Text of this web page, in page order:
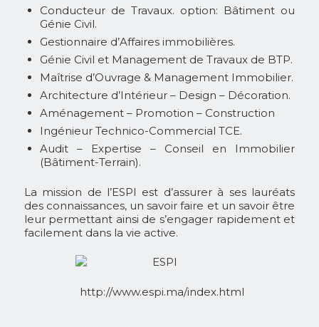
Conducteur de Travaux. option: Bâtiment ou
Génie Civil.
Gestionnaire d’Affaires immobilières.
Génie Civil et Management de Travaux de BTP.
Maîtrise d’Ouvrage & Management Immobilier.
Architecture d’Intérieur – Design – Décoration.
Aménagement – Promotion – Construction
Ingénieur Technico-Commercial TCE.
Audit – Expertise – Conseil en Immobilier
(Bâtiment-Terrain).
La mission de l’ESPI est d’assurer à ses lauréats
des connaissances, un savoir faire et un savoir être
leur permettant ainsi de s’engager rapidement et
facilement dans la vie active.
http://www.espi.ma/index.html